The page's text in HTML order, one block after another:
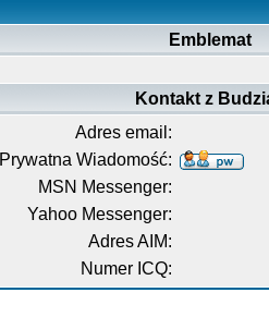
Emblemat
Kontakt z
Adres email:
Prywatna Wiadomość:
MSN Messenger:
Yahoo Messenger:
Adres AIM:
Numer ICQ: